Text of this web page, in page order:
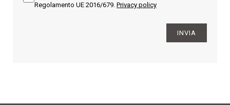
Regolamento UE 2016/679. Privacy policy
INVIA